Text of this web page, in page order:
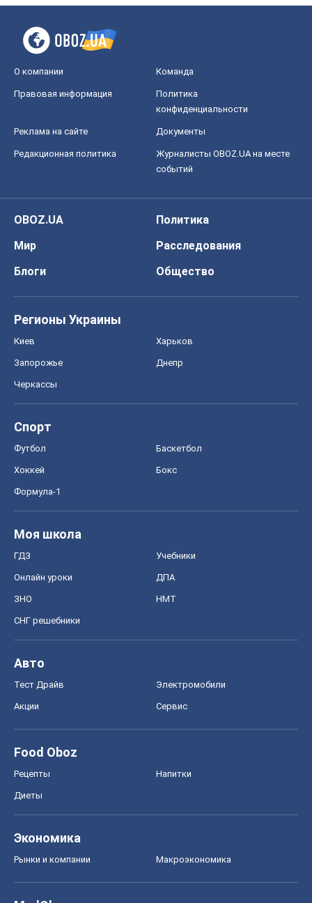
О компании Команда
Правовая информация
Политика
конфиденциальности
Реклама на сайте Документы
Редакционная политика
Журналисты OBOZ.UA на месте
событий
OBOZ.UA
Политика
Мир
Расследования
Блоги
Общество
Регионы Украины
Киев Харьков
Запорожье Днепр
Черкассы
Спорт
Футбол Баскетбол
Хоккей Бокс
Формула-1
Моя школа
ГДЗ Учебники
Онлайн уроки ДПА
ЗНО НМТ
СНГ решебники
Авто
Тест Драйв Электромобили
Акции Сервис
Food Oboz
Рецепты Напитки
Диеты
Экономика
Рынки и компании Mакроэкономика